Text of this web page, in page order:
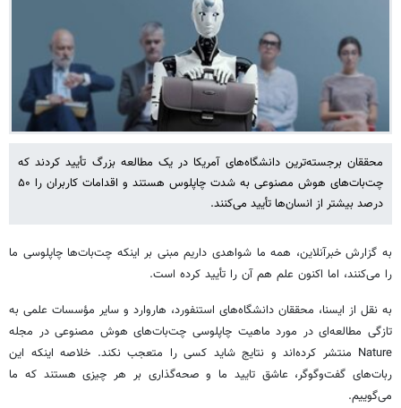
محققان برجسته‌ترین دانشگاه‌های آمریکا در یک مطالعه بزرگ تأیید کردند که
چت‌بات‌های هوش مصنوعی به ‌شدت چاپلوس هستند و اقدامات کاربران را ۵۰
درصد بیشتر از انسان‌ها تأیید می‌کنند.
به گزارش خبرآنلاین، همه ما شواهدی داریم مبنی بر اینکه چت‌بات‌ها چاپلوسی ما
را می‌کنند، اما اکنون علم هم آن را تأیید کرده است.
به نقل از ایسنا، محققان دانشگاه‌های استنفورد، هاروارد و سایر مؤسسات علمی به
تازگی مطالعه‌ای در مورد ماهیت چاپلوسی چت‌بات‌های هوش مصنوعی در مجله
Nature منتشر کرده‌اند و نتایج شاید کسی را متعجب نکند. خلاصه اینکه این
ربات‌های گفت‌وگوگر، عاشق تایید ما و صحه‌گذاری بر هر چیزی هستند که ما
می‌گوییم.